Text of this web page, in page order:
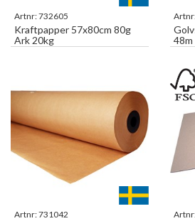
Artnr:732605
Kraftpapper 57x80cm 80g
Ark 20kg
48m
Artnr:731042